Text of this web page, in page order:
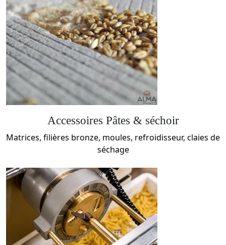
Accessoires Pâtes & séchoir
Matrices, filières bronze, moules, refroidisseur, claies de
séchage